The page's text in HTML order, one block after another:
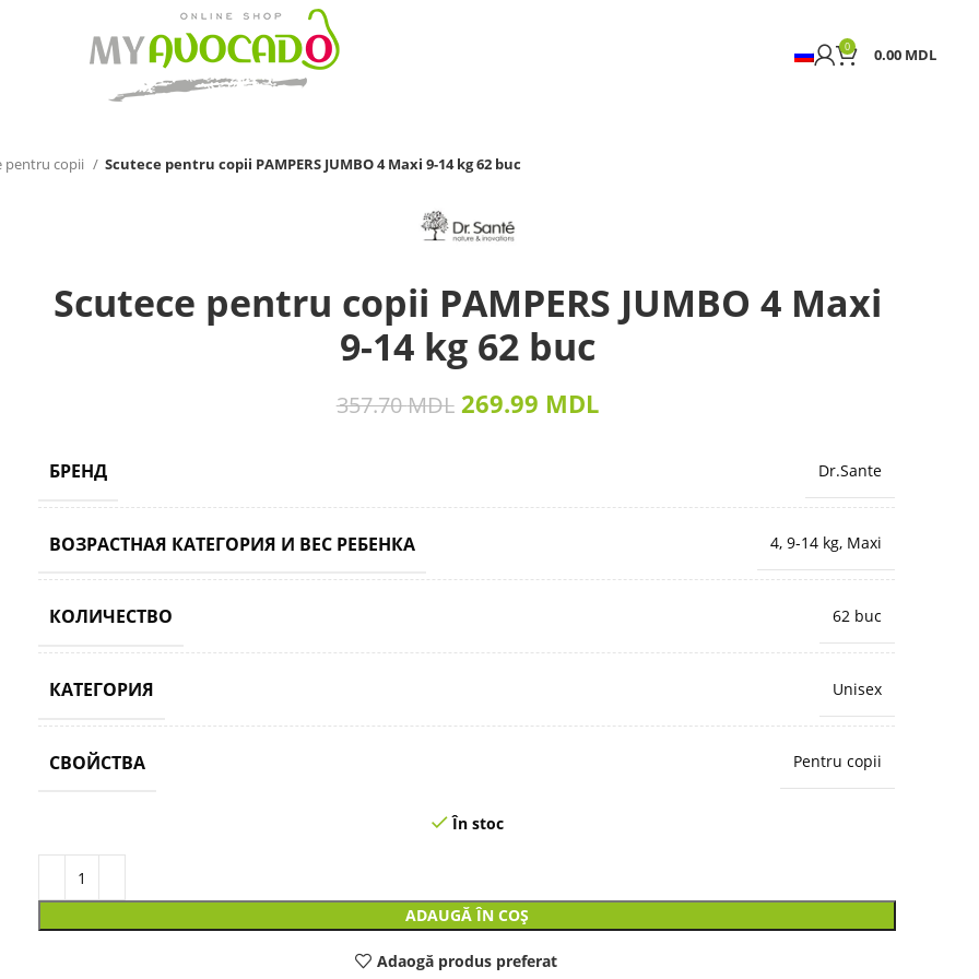
0 0.00 MDL
pentru copii Scutece pentru copii PAMPERS JUMBO 4 Maxi 9-14 kg 62 buc
Scutece pentru copii PAMPERS JUMBO 4 Maxi
9-14 kg 62 buc
357.70MDL 269.99 MDL
БРЕНД Dr.Sante
ВОЗРАСТНАЯ КАТЕГОРИЯ И ВЕС РЕБЕНКА 4, 9-14 kg, Maxi
КОЛИЧЕСТВО 62 buc
КАТЕГОРИЯ Unisex
СВОЙСТВА Pentru copii
În stoc
ADAUGĂ ÎN COȘ
Adaogă produs preferat